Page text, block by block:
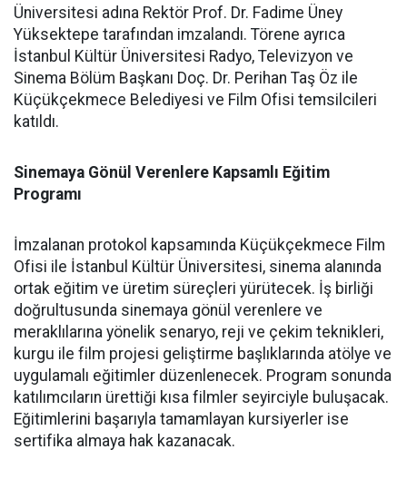
Üniversitesi adına Rektör Prof. Dr. Fadime Üney
Yüksektepe tarafından imzalandı. Törene ayrıca
İstanbul Kültür Üniversitesi Radyo, Televizyon ve
Sinema Bölüm Başkanı Doç. Dr. Perihan Taş Öz ile
Küçükçekmece Belediyesi ve Film Ofisi temsilcileri
katıldı.
Sinemaya Gönül Verenlere Kapsamlı Eğitim
Programı
İmzalanan protokol kapsamında Küçükçekmece Film
Ofisi ile İstanbul Kültür Üniversitesi, sinema alanında
ortak eğitim ve üretim süreçleri yürütecek. İş birliği
doğrultusunda sinemaya gönül verenlere ve
meraklılarına yönelik senaryo, reji ve çekim teknikleri,
kurgu ile film projesi geliştirme başlıklarında atölye ve
uygulamalı eğitimler düzenlenecek. Program sonunda
katılımcıların ürettiği kısa filmler seyirciyle buluşacak.
Eğitimlerini başarıyla tamamlayan kursiyerler ise
sertifika almaya hak kazanacak.